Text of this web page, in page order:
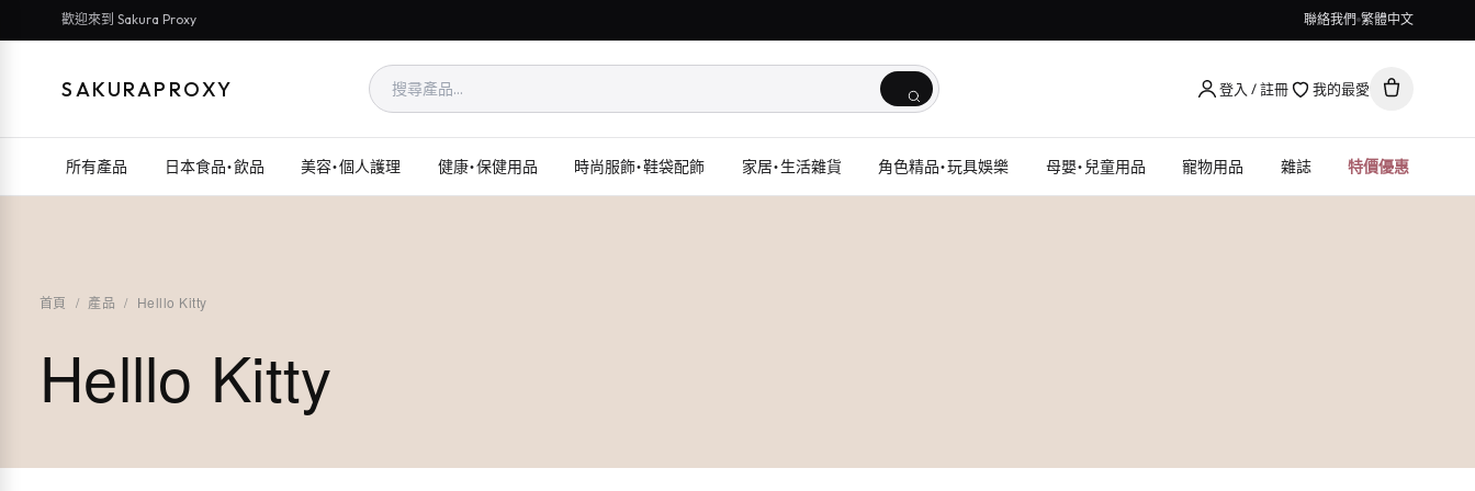
歡迎來到 Sakura Proxy 聯絡我們 繁體中文
SAKURAPROXY 登入 / 註冊 我的最愛
所有產品 日本食品・飲品 美容・個人護理 健康・保健用品 時尚服飾・鞋袋配飾 家居・生活雜貨 角色精品・玩具娛樂 母嬰・兒童用品 寵物用品 雜誌 特價優惠
首頁 / 產品 / Helllo Kitty
Helllo Kitty